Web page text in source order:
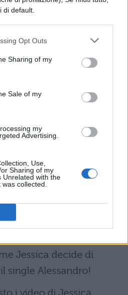
di default.
Opt Outs
Sharing of my
Sale of my
my
Advertising.
Use,
Sharing of my
Unrelated with the
collected.
sono apparsi Cristina
a casa insieme.
alla single
il suo tentatore
giuste attenzioni: ora che
mezzo villaggio
Javier: chi la fa l’aspetti!
e Ilaria: entrambi
a vicenda e lei non
video del fidanzato.
Jessica decide di
single Alessandro!